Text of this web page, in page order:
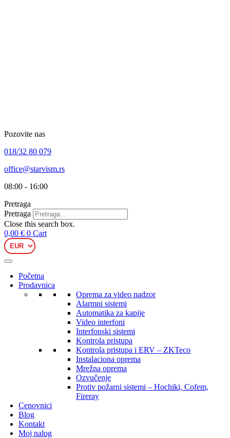
Pozovite nas
018/32 80 079
office@starvism.rs
08:00 - 16:00
Pretraga
Pretraga
Close this search box.
0,00 € 0 Cart
Početna
Prodavnica
Oprema za video nadzor
Alarmni sistemi
Automatika za kapije
Video interfoni
Interfonski sistemi
Kontrola pristupa
Kontrola pristupa i ERV – ZKTeco
Instalaciona oprema
Mrežna oprema
Ozvučenje
Protiv požarni sistemi – Hochiki, Cofem,
Fireray
Cenovnici
Blog
Kontakt
Moj nalog